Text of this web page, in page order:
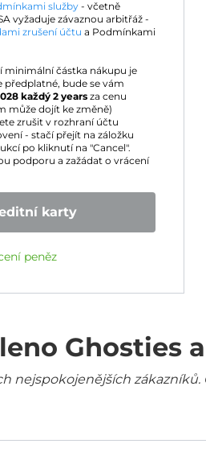
služby - včetně
vyžaduje závaznou arbitřáž -
zrušení účtu a Podmínkami
minimální částka nákupu je
předplatné, bude se vám
každý 2 years za cenu
může dojít ke změně)
zrušit v rozhraní účtu
- stačí přejít na záložku
po kliknutí na "Cancel".
podporu a zažádat o vrácení
karty
peněz
Ghosties
nejspokojenějších